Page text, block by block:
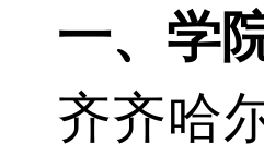
一、学
齐齐哈